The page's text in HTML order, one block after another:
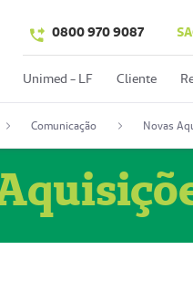
0800 970 9087
Unimed - LF Cliente
Comunicação Novas